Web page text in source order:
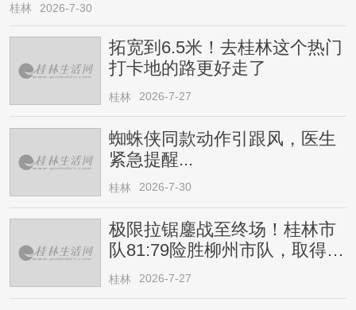
桂林 2026-7-30
拓宽到6.5米！去桂林这个热门
打卡地的路更好走了
桂林 2026-7-27
蜘蛛侠同款动作引跟风，医生
紧急提醒...
桂林 2026-7-30
极限拉锯鏖战至终场！桂林市
队81:79险胜柳州市队，取得四
连胜
桂林 2026-7-27